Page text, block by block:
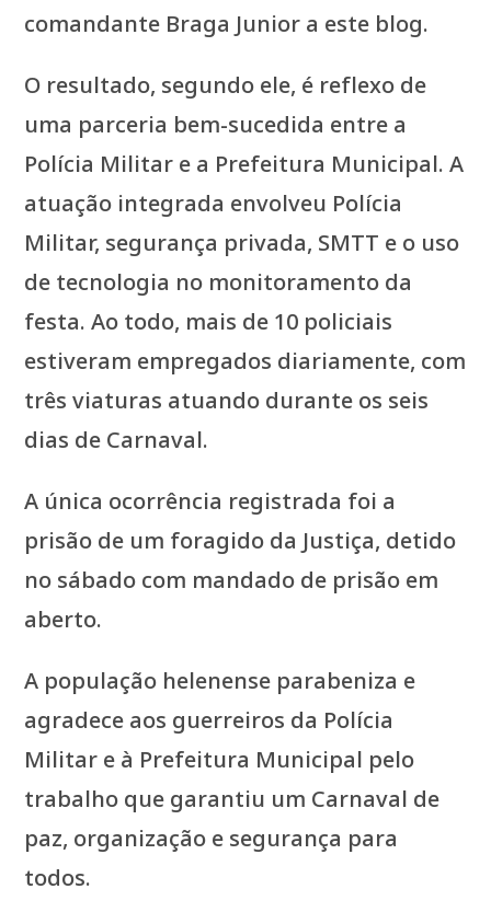
comandante Braga Junior a este blog.
O resultado, segundo ele, é reflexo de
uma parceria bem-sucedida entre a
Polícia Militar e a Prefeitura Municipal. A
atuação integrada envolveu Polícia
Militar, segurança privada, SMTT e o uso
de tecnologia no monitoramento da
festa. Ao todo, mais de 10 policiais
estiveram empregados diariamente, com
três viaturas atuando durante os seis
dias de Carnaval.
A única ocorrência registrada foi a
prisão de um foragido da Justiça, detido
no sábado com mandado de prisão em
aberto.
A população helenense parabeniza e
agradece aos guerreiros da Polícia
Militar e à Prefeitura Municipal pelo
trabalho que garantiu um Carnaval de
paz, organização e segurança para
todos.